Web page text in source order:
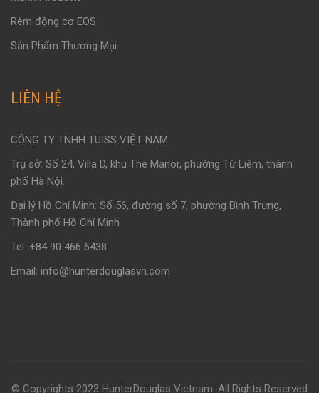
Rèm động cơ EOS
Sản Phẩm Thương Mại
LIÊN HỆ
CÔNG TY TNHH TUISS VIỆT NAM
Trụ sở: Số 24, Villa D, khu The Manor, phường Từ Liêm, thành
phố Hà Nội.
Đại lý Hồ Chí Minh: Số 56, đường số 7, phường Bình Trưng,
Thành phố Hồ Chí Minh
Tel: +84 90 466 6438
Email: info@hunterdouglasvn.com
© Copyrights 2023 HunterDouglas Vietnam. All Rights Reserved